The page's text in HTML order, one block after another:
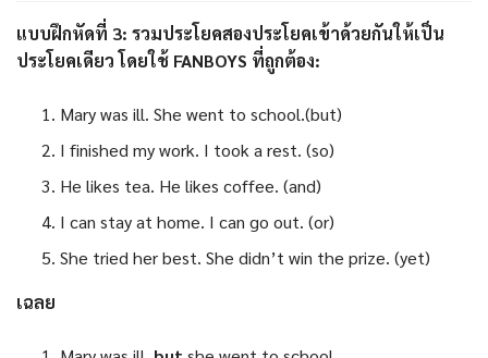
แบบฝึกหัดที่ 3: รวมประโยคสองประโยคเข้าด้วยกันให้เป็น
ประโยคเดียว โดยใช้ FANBOYS ที่ถูกต้อง:
Mary was ill. She went to school.(but)
I finished my work. I took a rest. (so)
He likes tea. He likes coffee. (and)
I can stay at home. I can go out. (or)
She tried her best. She didn’t win the prize. (yet)
เฉลย